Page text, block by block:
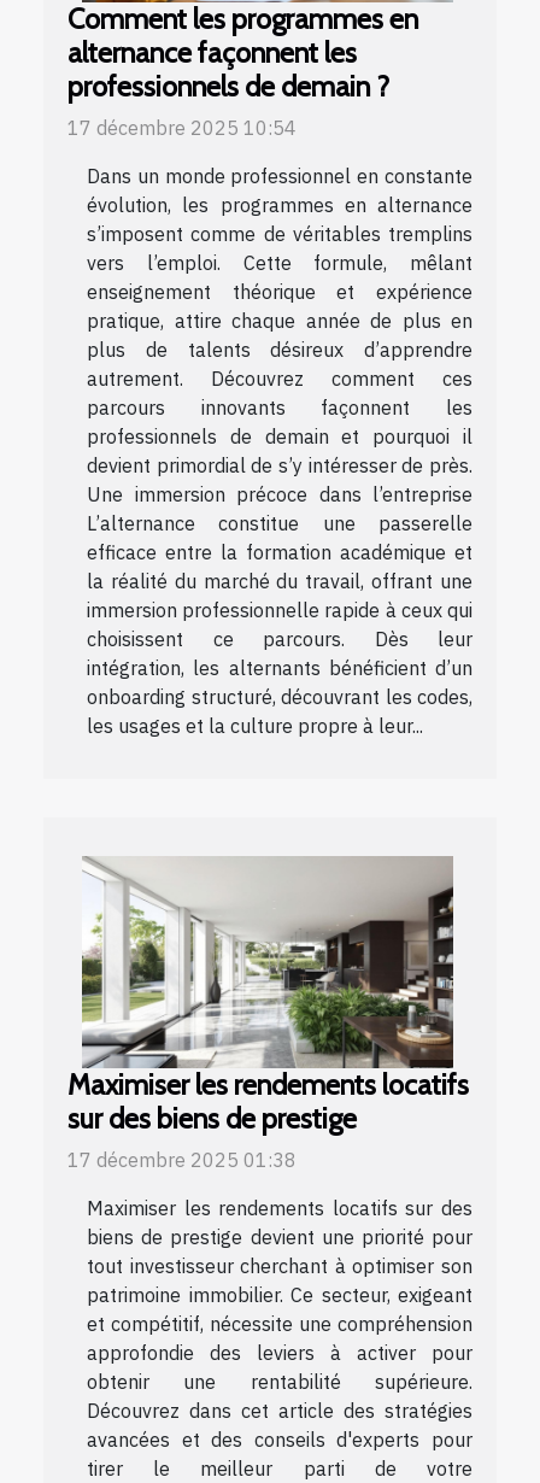
Comment les programmes en
alternance façonnent les
professionnels de demain ?
17 décembre 2025 10:54
Dans un monde professionnel en constante
évolution, les programmes en alternance
s’imposent comme de véritables tremplins
vers l’emploi. Cette formule, mêlant
enseignement théorique et expérience
pratique, attire chaque année de plus en
plus de talents désireux d’apprendre
autrement. Découvrez comment ces
parcours innovants façonnent les
professionnels de demain et pourquoi il
devient primordial de s’y intéresser de près.
Une immersion précoce dans l’entreprise
L’alternance constitue une passerelle
efficace entre la formation académique et
la réalité du marché du travail, offrant une
immersion professionnelle rapide à ceux qui
choisissent ce parcours. Dès leur
intégration, les alternants bénéficient d’un
onboarding structuré, découvrant les codes,
les usages et la culture propre à leur...
Maximiser les rendements locatifs
sur des biens de prestige
17 décembre 2025 01:38
Maximiser les rendements locatifs sur des
biens de prestige devient une priorité pour
tout investisseur cherchant à optimiser son
patrimoine immobilier. Ce secteur, exigeant
et compétitif, nécessite une compréhension
approfondie des leviers à activer pour
obtenir une rentabilité supérieure.
Découvrez dans cet article des stratégies
avancées et des conseils d'experts pour
tirer le meilleur parti de votre